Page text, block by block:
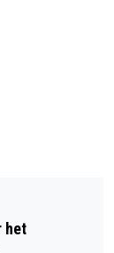
DE
IN
het